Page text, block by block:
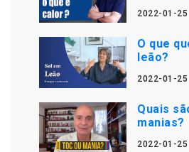
2022-01-25
O que
leão?
2022-01-25
Quais
manias?
2022-01-25